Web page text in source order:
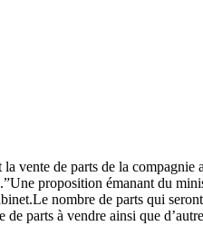
vente de parts de la
proposition émanant du
nombre de parts qui
parts à vendre ainsi que